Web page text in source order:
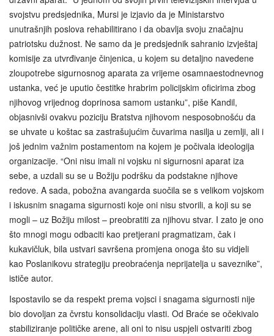
svojstvu predsjednika, Mursi je izjavio da je Ministarstvo
unutrašnjih poslova rehabilitirano i da obavlja svoju značajnu
patriotsku dužnost. Ne samo da je predsjednik sahranio izvještaj
komisije za utvrđivanje činjenica, u kojem su detaljno navedene
zloupotrebe sigurnosnog aparata za vrijeme osamnaestodnevnog
ustanka, već je uputio čestitke hrabrim policijskim oficirima zbog
njihovog vrijednog doprinosa samom ustanku”, piše Kandil,
objasnivši ovakvu poziciju Bratstva njihovom nesposobnošću da
se uhvate u koštac sa zastrašujućim čuvarima nasilja u zemlji, ali i
još jednim važnim postamentom na kojem je počivala ideologija
organizacije. “Oni nisu imali ni vojsku ni sigurnosni aparat iza
sebe, a uzdali su se u Božiju podršku da podstakne njihove
redove. A sada, pobožna avangarda suočila se s velikom vojskom
i iskusnim snagama sigurnosti koje oni nisu stvorili, a koji su se
mogli – uz Božiju milost – preobratiti za njihovu stvar. I zato je ono
što mnogi mogu odbaciti kao pretjerani pragmatizam, čak i
kukavičluk, bila ustvari savršena promjena onoga što su vidjeli
kao Poslanikovu strategiju preobraćenja neprijatelja u saveznike”,
ističe autor.
Ispostavilo se da respekt prema vojsci i snagama sigurnosti nije
bio dovoljan za čvrstu konsolidaciju vlasti. Od Braće se očekivalo
stabiliziranje političke arene, ali oni to nisu uspjeli ostvariti zbog